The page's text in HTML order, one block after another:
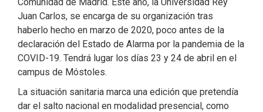
Comunidad de Madrid. Este año, la Universidad Rey
Juan Carlos, se encarga de su organización tras
haberlo hecho en marzo de 2020, poco antes de la
declaración del Estado de Alarma por la pandemia de la
COVID-19. Tendrá lugar los días 23 y 24 de abril en el
campus de Móstoles.
La situación sanitaria marca una edición que pretendía
dar el salto nacional en modalidad presencial, como